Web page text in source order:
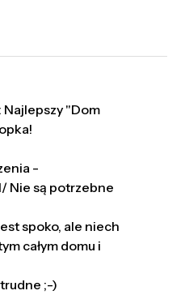
Najlepszy "Dom
-
Nie są potrzebne
spoko, ale niech
całym domu i
;-)